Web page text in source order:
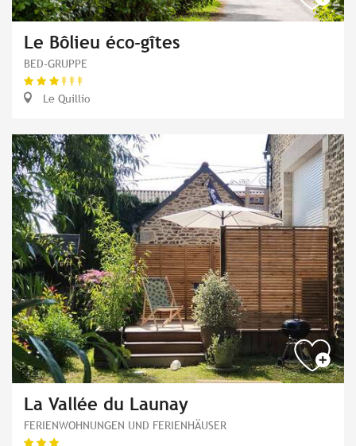
Le Bôlieu éco-gîtes
BED-GRUPPE
Le Quillio
La Vallée du Launay
FERIENWOHNUNGEN UND FERIENHÄUSER